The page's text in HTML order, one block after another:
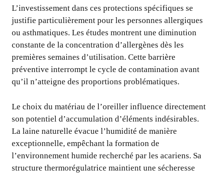
L’investissement dans ces protections spécifiques se
justifie particulièrement pour les personnes allergiques
ou asthmatiques. Les études montrent une diminution
constante de la concentration d’allergènes dès les
premières semaines d’utilisation. Cette barrière
préventive interrompt le cycle de contamination avant
qu’il n’atteigne des proportions problématiques.
Le choix du matériau de l’oreiller influence directement
son potentiel d’accumulation d’éléments indésirables.
La laine naturelle évacue l’humidité de manière
exceptionnelle, empêchant la formation de
l’environnement humide recherché par les acariens. Sa
structure thermorégulatrice maintient une sécheresse